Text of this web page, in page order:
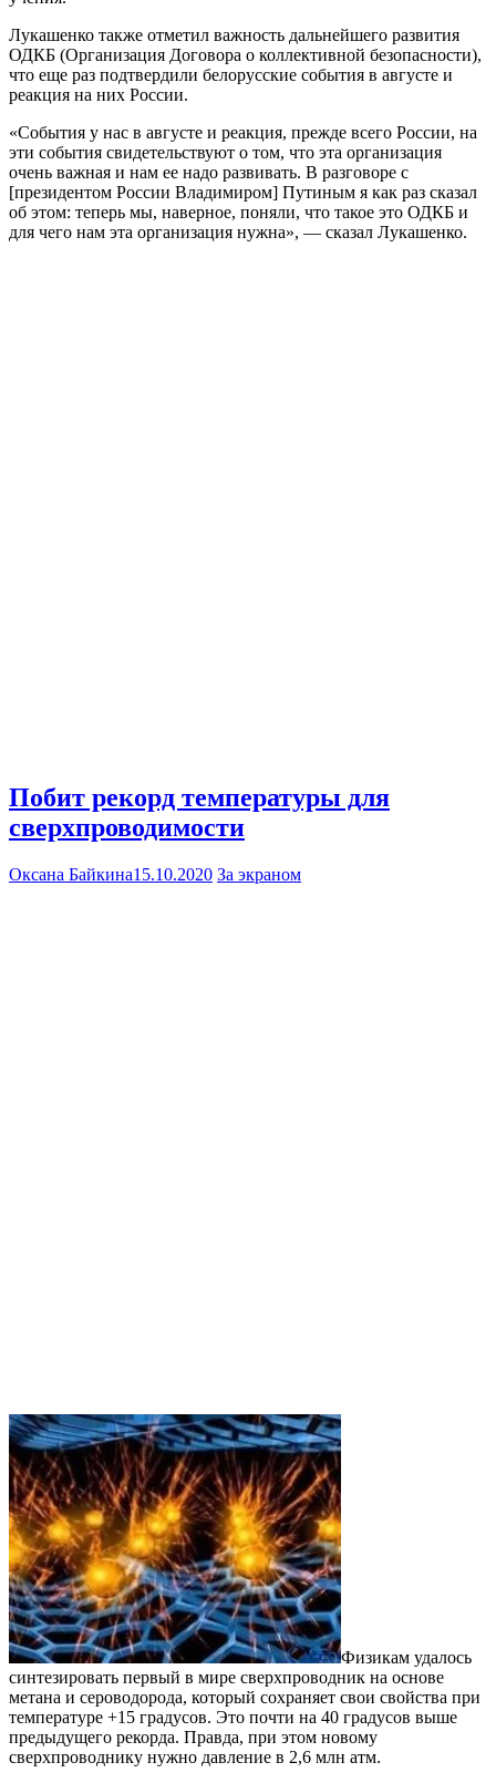
Лукашенко также отметил важность дальнейшего развития
ОДКБ (Организация Договора о коллективной безопасности),
что еще раз подтвердили белорусские события в августе и
реакция на них России.
«События у нас в августе и реакция, прежде всего России, на
эти события свидетельствуют о том, что эта организация
очень важная и нам ее надо развивать. В разговоре с
[президентом России Владимиром] Путиным я как раз сказал
об этом: теперь мы, наверное, поняли, что такое это ОДКБ и
для чего нам эта организация нужна», — сказал Лукашенко.
Побит рекорд температуры для
сверхпроводимости
Оксана Байкина15.10.2020 За экраном
Физикам удалось
синтезировать первый в мире сверхпроводник на основе
метана и сероводорода, который сохраняет свои свойства при
температуре +15 градусов. Это почти на 40 градусов выше
предыдущего рекорда. Правда, при этом новому
сверхпроводнику нужно давление в 2,6 млн атм.